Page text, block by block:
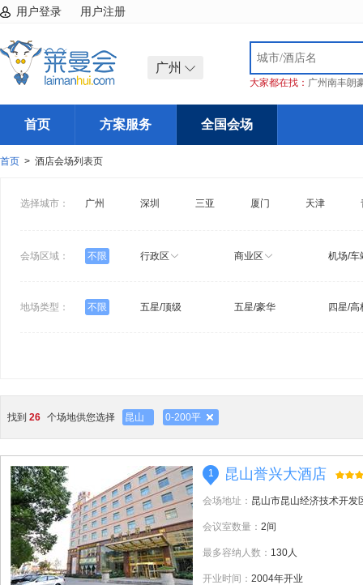
用户登录 用户注册
广州
大家都在找： 广州南丰朗
首页 方案服务 全国会场
首页 > 酒店会场列表页
选择城市： 广州 深圳 三亚 厦门 天津
会场区域： 不限 行政区 商业区 机场/车
地场类型： 不限 五星/顶级 五星/豪华 四星/高
找到 26 个场地供您选择 昆山 0-200平
1 昆山誉兴大酒店
会场地址： 昆山市昆山经济技术开发
会议室数量： 2间
最多容纳人数： 130人
开业时间： 2004年开业